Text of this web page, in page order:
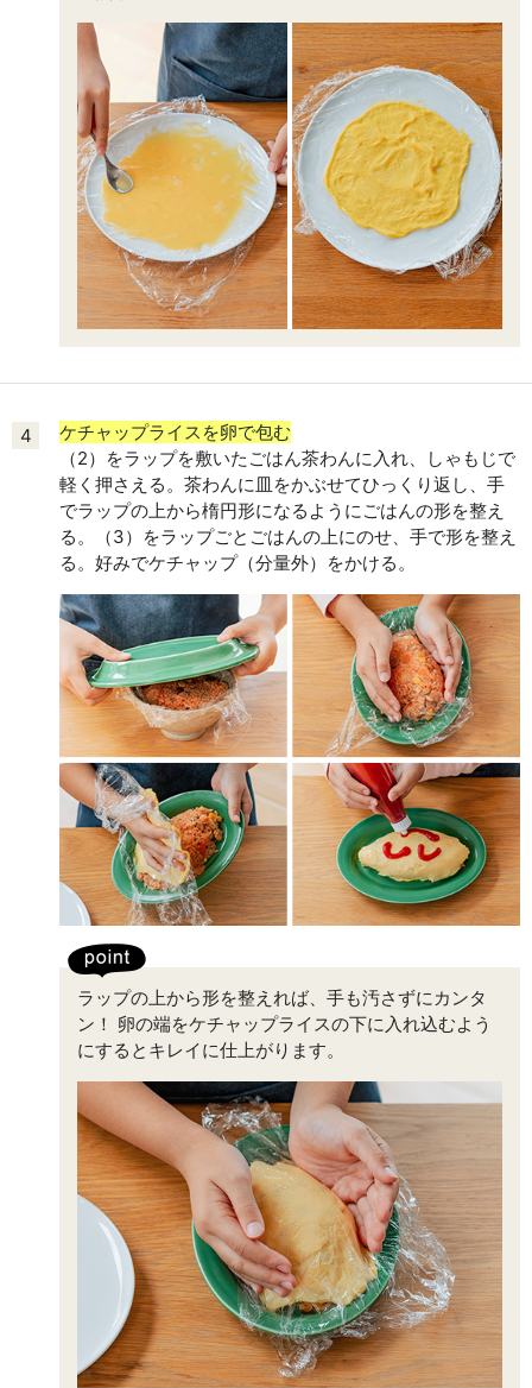
4
ケチャップライスを卵で包む
（2）をラップを敷いたごはん茶わんに入れ、しゃもじで
軽く押さえる。茶わんに皿をかぶせてひっくり返し、手
でラップの上から楕円形になるようにごはんの形を整え
る。（3）をラップごとごはんの上にのせ、手で形を整え
る。好みでケチャップ（分量外）をかける。
ラップの上から形を整えれば、手も汚さずにカンタ
ン！ 卵の端をケチャップライスの下に入れ込むよう
にするとキレイに仕上がります。